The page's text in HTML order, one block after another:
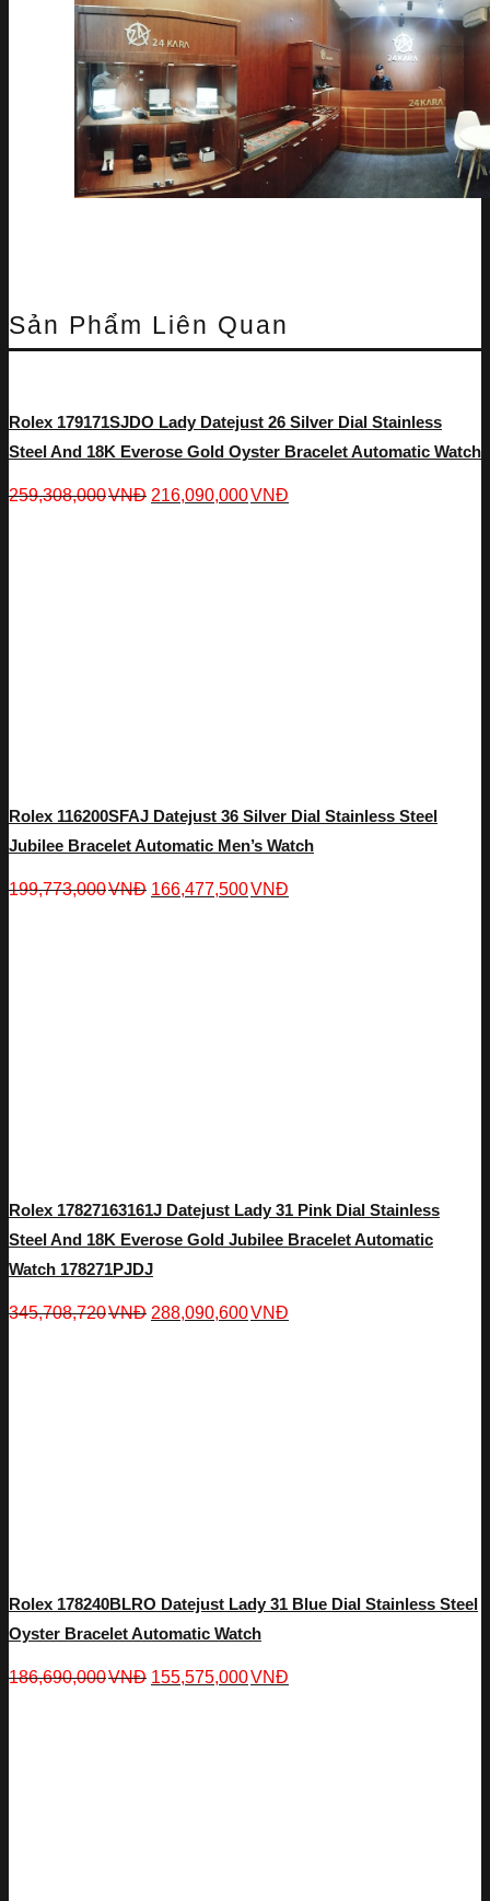
Sản Phẩm Liên Quan
Rolex 179171SJDO Lady Datejust 26 Silver Dial Stainless
Steel And 18K Everose Gold Oyster Bracelet Automatic Watch
259,308,000VNĐ 216,090,000VNĐ
Rolex 116200SFAJ Datejust 36 Silver Dial Stainless Steel
Jubilee Bracelet Automatic Men’s Watch
199,773,000VNĐ 166,477,500VNĐ
Rolex 17827163161J Datejust Lady 31 Pink Dial Stainless
Steel And 18K Everose Gold Jubilee Bracelet Automatic
Watch 178271PJDJ
345,708,720VNĐ 288,090,600VNĐ
Rolex 178240BLRO Datejust Lady 31 Blue Dial Stainless Steel
Oyster Bracelet Automatic Watch
186,690,000VNĐ 155,575,000VNĐ